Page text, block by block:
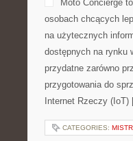
Moto Concierge
osobach chcących
na użytecznych
dostępnych na rynku
przydatne zarówno
przygotowania do
Internet Rzeczy
CATEGORIES: